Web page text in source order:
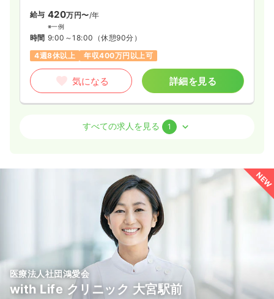
日祝休み
気になる
給与 420万円〜/年
※一例
時間 9:00～18:00 （休憩90分）
4週8休以上
年収400万円以上可
気になる 詳細を見る
正・准看護師
（休憩60分）
年間休日120日 年収400万円以上可
気になる
すべての求人を見る 1
NEW
医療法人社団鴻愛会
with Life クリニック 大宮駅前